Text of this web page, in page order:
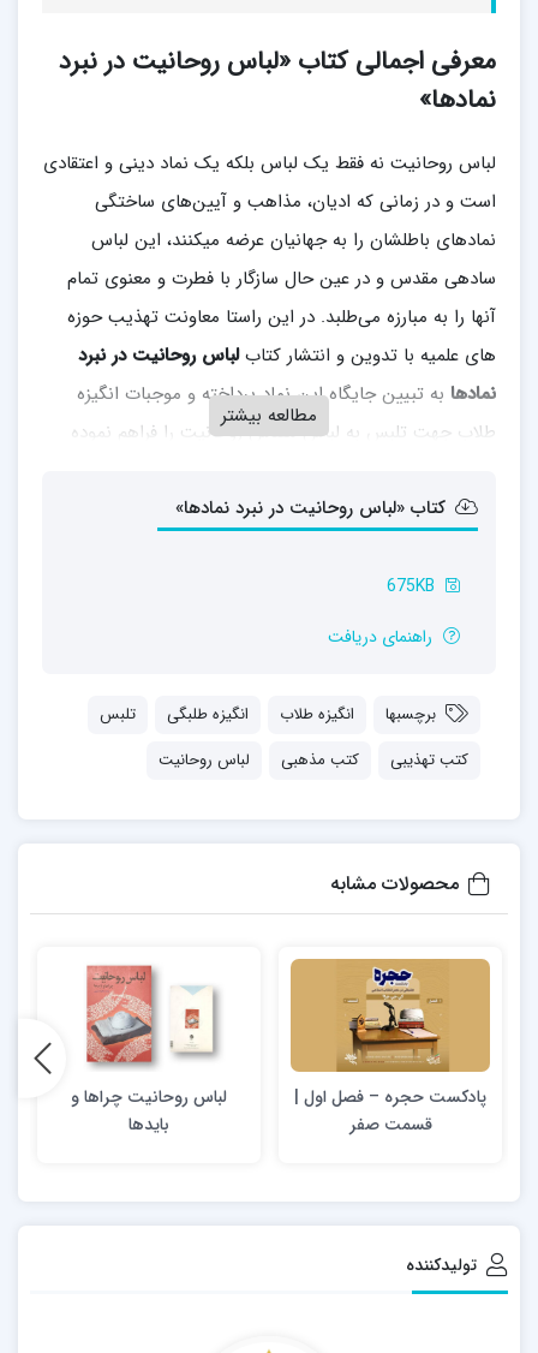
معرفی اجمالی کتاب «لباس روحانیت در نبرد
نمادها»
لباس روحانیت نه فقط یک لباس بلکه یک نماد دینی و اعتقادی
است و در زمانی که ادیان، مذاهب و آیین­‌های ساختگی
نمادهای باطلشان را به جهانیان عرضه می­کنند، این لباس
ساده­ی مقدس و در عین حال سازگار با فطرت و معنوی تمام
آنها را به مبارزه می­‌طلبد. در این راستا معاونت تهذیب حوزه­‌
های علمیه با تدوین و انتشار کتابلباس روحانیت در نبرد
نمادها به تبیین جایگاه این نماد پرداخته و موجبات انگیزه
طلاب جهت تلبس به لباس مقدس روحانیت را فراهم نموده
این کتاب شامل مقدمه و 7 بخش می­باشد:
7- آئین نامه تلبّس.
نویسنده: مهدی اسماعیلی سادیانی سال انتشار: 1394.
جهت دسترسی به برگزیده مطالب کتاب، ازاینجااقدام نمایید
مطالعه بیشتر
کتاب «لباس روحانیت در نبرد نمادها»
675KB
راهنمای دریافت
برچسبها انگیزه طلاب انگیزه طلبگی
تلبس
کتب تهذیبی
کتب مذهبی لباس روحانیت
محصولات مشابه
پادکست حجره – فصل اول |
قسمت صفر
لباس روحانیت چراها و
بایدها
تولیدکننده